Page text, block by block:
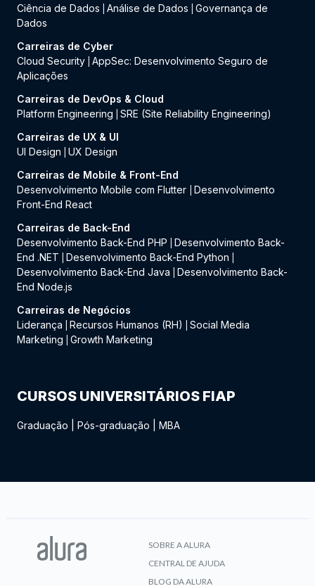
Ciência de Dados
Análise de Dados
Governança de
Dados
Carreiras de Cyber
Cloud Security AppSec: Desenvolvimento Seguro de
Aplicações
Carreiras de DevOps & Cloud
Platform Engineering
SRE (Site Reliability Engineering)
Carreiras de UX & UI
UI Design
UX Design
Carreiras de Mobile & Front-End
Desenvolvimento Mobile com Flutter
Desenvolvimento
Front-End React
Carreiras de Back-End
Desenvolvimento Back-End PHP
Desenvolvimento Back-
End .NET
Desenvolvimento Back-End Python
Desenvolvimento Back-End Java
Desenvolvimento Back-
End Node.js
Carreiras de Negócios
Liderança
Recursos Humanos (RH)
Social Media
Marketing
Growth Marketing
CURSOS UNIVERSITÁRIOS FIAP
Graduação Pós-graduação MBA
SOBRE A ALURA
CENTRAL DE AJUDA
BLOG DA ALURA